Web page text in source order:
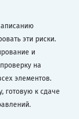
эти риски.
и
на
элементов.
готовую к сдаче